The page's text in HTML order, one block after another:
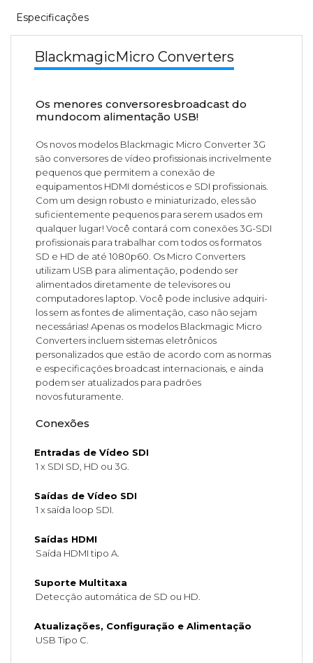
Especificações
BlackmagicMicro Converters
Os menores conversoresbroadcast do
mundocom alimentação USB!
Os novos modelos Blackmagic Micro Converter 3G
são conversores de vídeo profissionais incrivelmente
pequenos que permitem a conexão de
equipamentos HDMI domésticos e SDI profissionais.
Com um design robusto e miniaturizado, eles são
suficientemente pequenos para serem usados em
qualquer lugar! Você contará com conexões 3G-SDI
profissionais para trabalhar com todos os formatos
SD e HD de até 1080p60. Os Micro Converters
utilizam USB para alimentação, podendo ser
alimentados diretamente de televisores ou
computadores laptop. Você pode inclusive adquiri-
los sem as fontes de alimentação, caso não sejam
necessárias! Apenas os modelos Blackmagic Micro
Converters incluem sistemas eletrônicos
personalizados que estão de acordo com as normas
e especificações broadcast internacionais, e ainda
podem ser atualizados para padrões
novos futuramente.
Conexões
Entradas de Vídeo SDI
1 x SDI SD, HD ou 3G.
Saídas de Vídeo SDI
1 x saída loop SDI.
Saídas HDMI
Saída HDMI tipo A.
Suporte Multitaxa
Detecção automática de SD ou HD.
Atualizações, Configuração e Alimentação
USB Tipo C.